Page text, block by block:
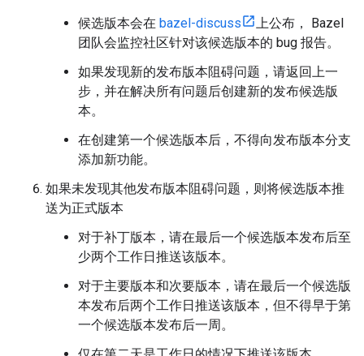
候选版本会在 bazel-discuss
上公布， Bazel
团队会监控社区针对该候选版本的 bug 报告。
如果发现新的发布版本阻碍问题，请返回上一
步，并在解决所有问题后创建新的发布候选版
本。
在创建第一个候选版本后，不得向发布版本分支
添加新功能。
如果未发现其他发布版本阻碍问题，则将候选版本推
送为正式版本
对于补丁版本，请在最后一个候选版本发布后至
少两个工作日推送该版本。
对于主要版本和次要版本，请在最后一个候选版
本发布后两个工作日推送该版本，但不得早于第
一个候选版本发布后一周。